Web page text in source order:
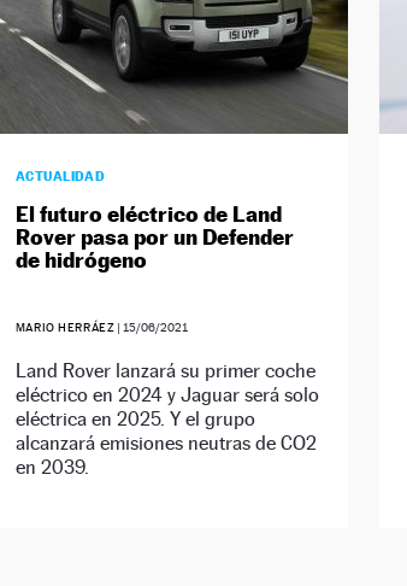
ACTUALIDAD
El futuro eléctrico de Land
Rover pasa por un Defender
de hidrógeno
MARIO HERRÁEZ | 15/06/2021
Land Rover lanzará su primer coche
eléctrico en 2024 y Jaguar será solo
eléctrica en 2025. Y el grupo
alcanzará emisiones neutras de CO2
en 2039.